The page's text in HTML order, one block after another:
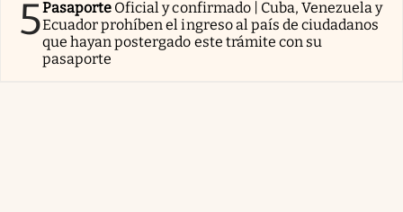
5Pasaporte Oficial y confirmado | Cuba, Venezuela y
Ecuador prohíben el ingreso al país de ciudadanos
que hayan postergado este trámite con su
pasaporte